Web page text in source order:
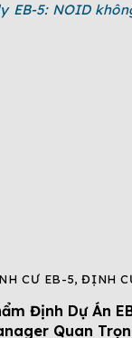
EB-5: NOID
CƯ EB-5,ĐỊNH
Định Dự Án
Quan